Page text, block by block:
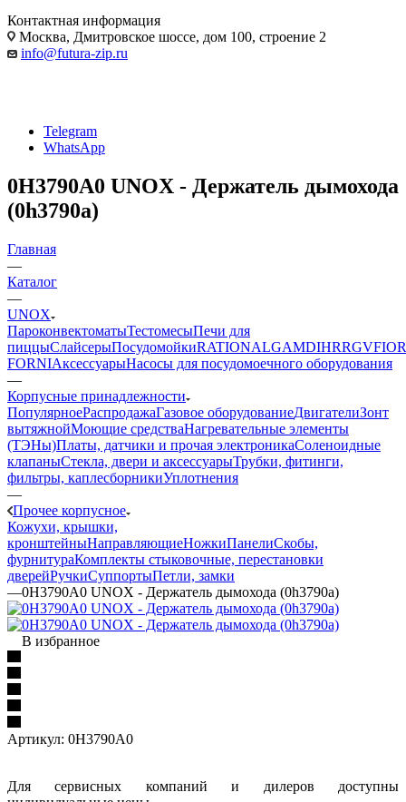
Контактная информация
Москва, Дмитровское шоссе, дом 100, строение 2
info@futura-zip.ru
Telegram
WhatsApp
0H3790A0 UNOX - Держатель дымохода
(0h3790a)
Главная
—
Каталог
—
UNOX
ПароконвектоматыТестомесыПечи для
пиццыСлайсерыПосудомойкиRATIONALGAMDIHRRGV
FORNIАксессуарыНасосы для посудомоечного оборудования
—
Корпусные принадлежности
ПопулярноеРаспродажаГазовое оборудованиеДвигателиЗонт
вытяжнойМоющие средстваНагревательные элементы
(ТЭНы)Платы, датчики и прочая электроникаСоленоидные
клапаныСтекла, двери и аксессуарыТрубки, фитинги,
фильтры, каплесборникиУплотнения
—
Прочее корпусное
Кожухи, крышки,
кронштейныНаправляющиеНожкиПанелиCкобы,
фурнитураКомплекты стыковочные, перестановки
дверейРучкиСуппортыПетли, замки
—0H3790A0 UNOX - Держатель дымохода (0h3790a)
В избранное
Артикул: 0H3790A0
Для сервисных компаний и дилеров доступны